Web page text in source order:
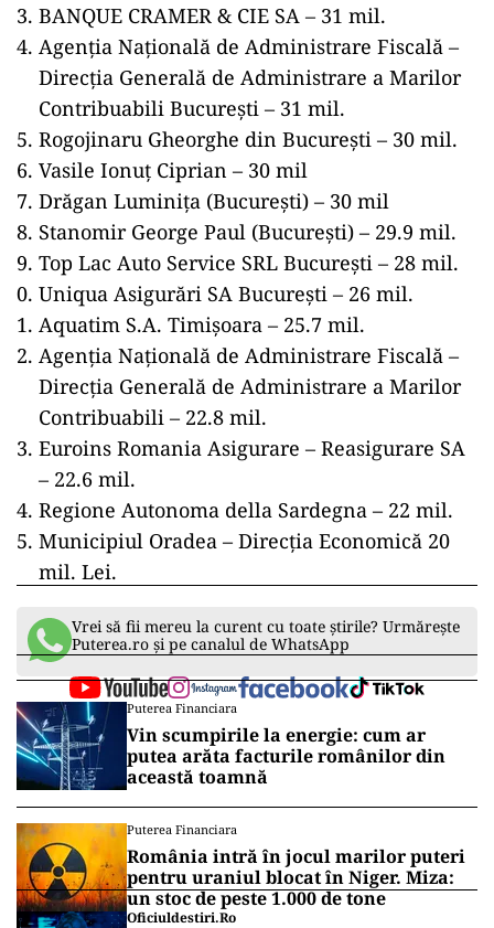
BANQUE CRAMER & CIE SA – 31 mil.
Agenția Națională de Administrare Fiscală –
Direcția Generală de Administrare a Marilor
Contribuabili București – 31 mil.
Rogojinaru Gheorghe din București – 30 mil.
Vasile Ionuț Ciprian – 30 mil
Drăgan Luminița (București) – 30 mil
Stanomir George Paul (București) – 29.9 mil.
Top Lac Auto Service SRL București – 28 mil.
Uniqua Asigurări SA București – 26 mil.
Aquatim S.A. Timişoara – 25.7 mil.
Agenția Națională de Administrare Fiscală –
Direcția Generală de Administrare a Marilor
Contribuabili – 22.8 mil.
Euroins Romania Asigurare – Reasigurare SA
– 22.6 mil.
Regione Autonoma della Sardegna – 22 mil.
Municipiul Oradea – Direcția Economică 20
mil. Lei.
Vrei să fii mereu la curent cu toate știrile? Urmărește
Puterea.ro și pe canalul de WhatsApp
Puterea Financiara
Vin scumpirile la energie: cum ar
putea arăta facturile românilor din
această toamnă
Puterea Financiara
România intră în jocul marilor puteri
pentru uraniul blocat în Niger. Miza:
un stoc de peste 1.000 de tone
Oficiuldestiri.ro